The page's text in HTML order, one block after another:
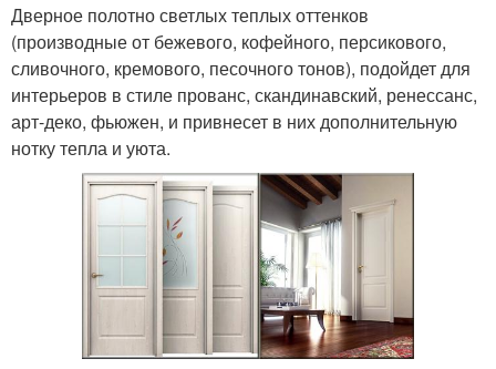
Дверное полотно светлых теплых оттенков
(производные от бежевого, кофейного, персикового,
сливочного, кремового, песочного тонов), подойдет для
интерьеров в стиле прованс, скандинавский, ренессанс,
арт-деко, фьюжен, и привнесет в них дополнительную
нотку тепла и уюта.